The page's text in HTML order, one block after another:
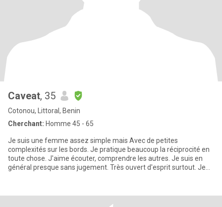
Caveat, 35
Cotonou, Littoral, Benin
Cherchant: Homme 45 - 65
Je suis une femme assez simple mais Avec de petites
complexités sur les bords. Je pratique beaucoup la réciprocité en
toute chose. J'aime écouter, comprendre les autres. Je suis en
général presque sans jugement. Très ouvert d'esprit surtout. Je